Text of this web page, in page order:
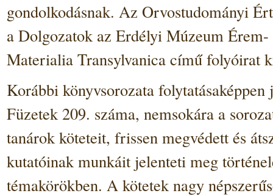
gondolkodásnak. Az Orvostudományi
a Dolgozatok az Erdélyi Múzeum
Materialia Transylvanica című folyóirat
Korábbi könyvsorozata
Füzetek 209. száma, nemsokára a
tanárok köteteit, frissen megvédett és
kutatóinak munkáit jelenteti meg
témakörökben. A kötetek nagy